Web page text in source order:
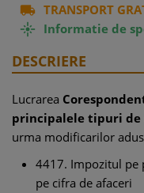
 TRANSPORT
easybox
 Informatie de
DESCRIERE
Lucrarea
principalele tipuri
urma modificarilor
4417. Impozitul
pe cifra de afaceri